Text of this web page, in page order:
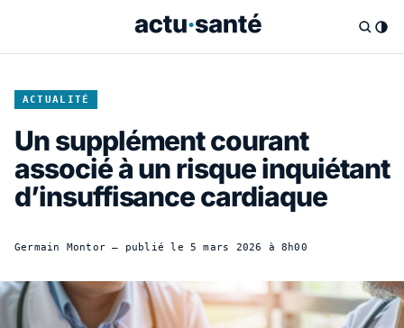
ACTUALITÉ
Un supplément courant
associé à un risque inquiétant
d’insuffisance cardiaque
Germain Montor — publié le 5 mars 2026 à 8h00